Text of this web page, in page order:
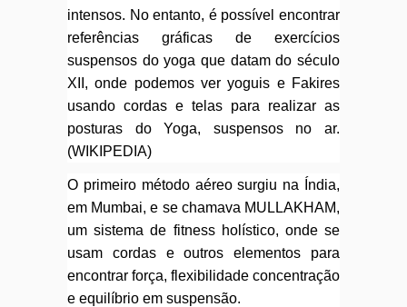
intensos. No entanto, é possível encontrar
referências gráficas de exercícios
suspensos do yoga que datam do século
XII, onde podemos ver yoguis e Fakires
usando cordas e telas para realizar as
posturas do Yoga, suspensos no ar.
(WIKIPEDIA)
O primeiro método aéreo surgiu na Índia,
em Mumbai, e se chamava MULLAKHAM,
um sistema de fitness holístico, onde se
usam cordas e outros elementos para
encontrar força, flexibilidade concentração
e equilíbrio em suspensão.